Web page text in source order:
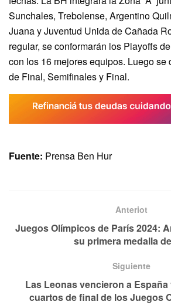
Sunchales, Trebolense, Argentino
Juana y Juventud Unida de Cañada
regular, se conformarán los Playoffs
con los 16 mejores equipos. Luego se
de Final, Semifinales y Final.
Fuente: Prensa Ben Hur
Anteriot
Juegos Olímpicos de París 2024:
su primera medalla
Siguiente
Las Leonas vencieron a
cuartos de final de los Juegos